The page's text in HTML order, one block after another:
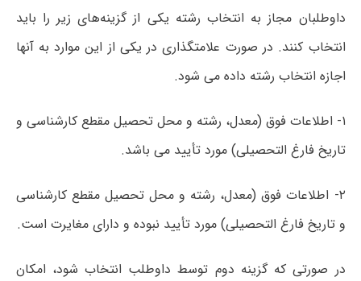
داوطلبان مجاز به انتخاب رشته یکی از گزینه‌های زیر را باید
انتخاب کنند. در صورت علامتگذاری در یکی از این موارد به آنها
اجازه انتخاب رشته داده می شود.
۱- اطلاعات فوق (معدل، رشته و محل تحصیل مقطع کارشناسی و
تاریخ فارغ التحصیلی) مورد تأیید می باشد.
۲- اطلاعات فوق (معدل، رشته و محل تحصیل مقطع کارشناسی
و تاریخ فارغ التحصیلی) مورد تأیید نبوده و دارای مغایرت است.
در صورتی که گزینه دوم توسط داوطلب انتخاب شود، امکان